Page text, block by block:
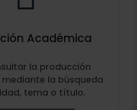
Académica
la producción
la búsqueda
tema o título.